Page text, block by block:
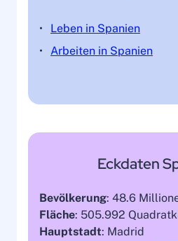
Leben in Spanien
Arbeiten in Spanien
Eckdaten
Bevölkerung: 48.6
Fläche: 505.992
Hauptstadt: Madrid